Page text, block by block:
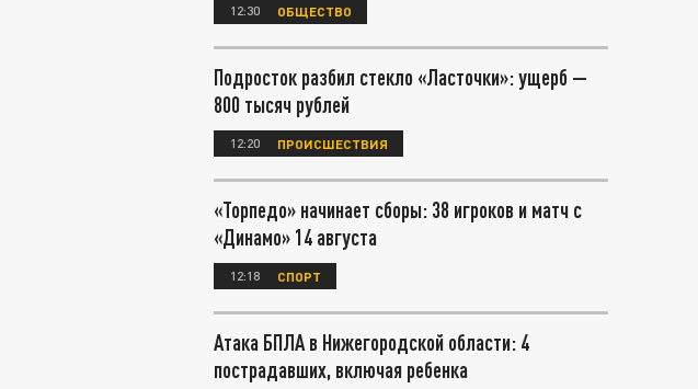
12:30 ОБЩЕСТВО
Подросток разбил стекло «Ласточки»: ущерб —
800 тысяч рублей
12:20 ПРОИСШЕСТВИЯ
«Торпедо» начинает сборы: 38 игроков и матч с
«Динамо» 14 августа
12:18 СПОРТ
Атака БПЛА в Нижегородской области: 4
пострадавших, включая ребенка